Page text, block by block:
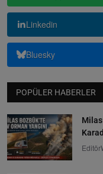
Linkedin
Bluesky
POPÜLER HABERLER
Milas
Editör